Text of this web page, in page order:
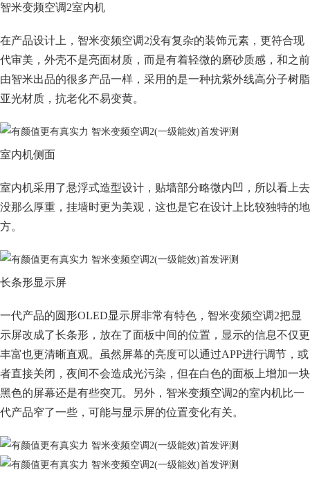
智米变频空调2室内机
在产品设计上，智米变频空调2没有复杂的装饰元素，更符合现
代审美，外壳不是亮面材质，而是有着轻微的磨砂质感，和之前
由智米出品的很多产品一样，采用的是一种抗紫外线高分子树脂
亚光材质，抗老化不易变黄。
室内机侧面
室内机采用了悬浮式造型设计，贴墙部分略微内凹，所以看上去
没那么厚重，挂墙时更为美观，这也是它在设计上比较独特的地
方。
长条形显示屏
一代产品的圆形OLED显示屏非常有特色，智米变频空调2把显
示屏改成了长条形，放在了面板中间的位置，显示的信息不仅更
丰富也更清晰直观。虽然屏幕的亮度可以通过APP进行调节，或
者直接关闭，夜间不会造成光污染，但在白色的面板上增加一块
黑色的屏幕还是有些突兀。另外，智米变频空调2的室内机比一
代产品窄了一些，可能与显示屏的位置变化有关。